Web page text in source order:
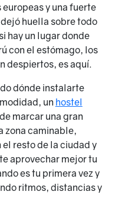
y una fuerte
huella sobre todo
hay un lugar donde
con el estómago, los
despiertos, es aquí.
dónde instalarte
un hostel
marcar una gran
zona caminable,
resto de la ciudad y
aprovechar mejor tu
es tu primera vez y
ritmos, distancias y